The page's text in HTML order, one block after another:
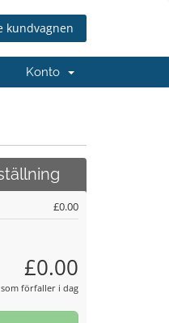
kundvagnen
Konto
£0.00
£0.00
förfaller i dag